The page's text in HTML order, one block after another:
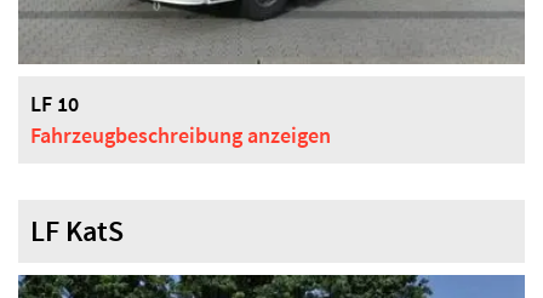
LF 10
Fahrzeugbeschreibung anzeigen
LF KatS